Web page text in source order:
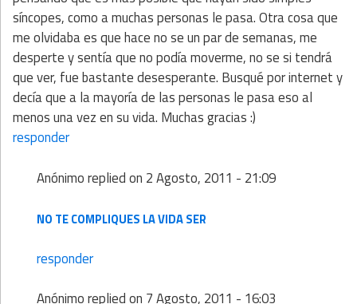
síncopes, como a muchas personas le pasa. Otra cosa que
me olvidaba es que hace no se un par de semanas, me
desperte y sentía que no podía moverme, no se si tendrá
que ver, fue bastante desesperante. Busqué por internet y
decía que a la mayoría de las personas le pasa eso al
menos una vez en su vida. Muchas gracias :)
responder
Anónimoreplied on 2 Agosto, 2011 - 21:09
NO TE COMPLIQUES LA VIDA SER
responder
Anónimoreplied on 7 Agosto, 2011 - 16:03